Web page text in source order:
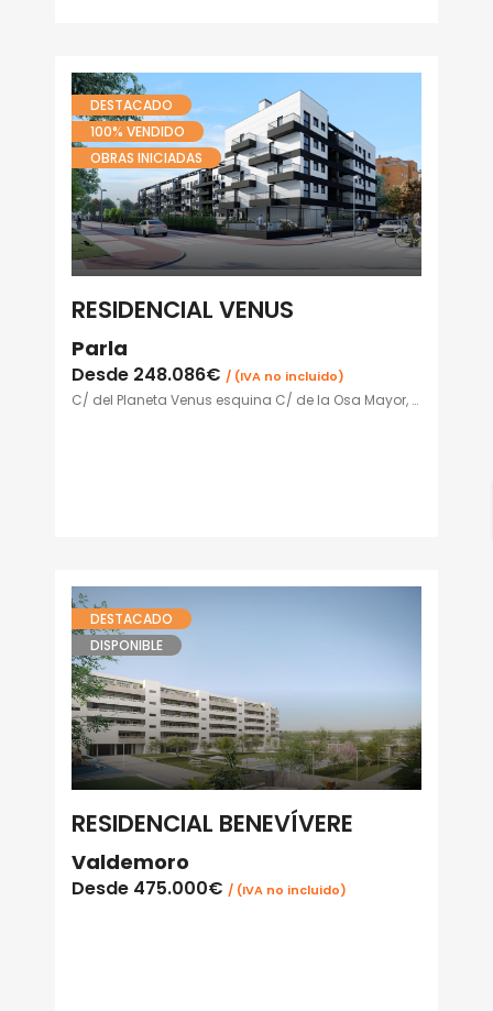
DESTACADO
100% VENDIDO
OBRAS INICIADAS
RESIDENCIAL VENUS
Parla
Desde 248.086€ / (IVA no incluido)
C/ del Planeta Venus esquina C/ de la Osa Mayor, Parla
DESTACADO
DISPONIBLE
RESIDENCIAL BENEVÍVERE
Valdemoro
Desde 475.000€ / (IVA no incluido)